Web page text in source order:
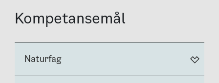
Kompetansemål
Naturfag